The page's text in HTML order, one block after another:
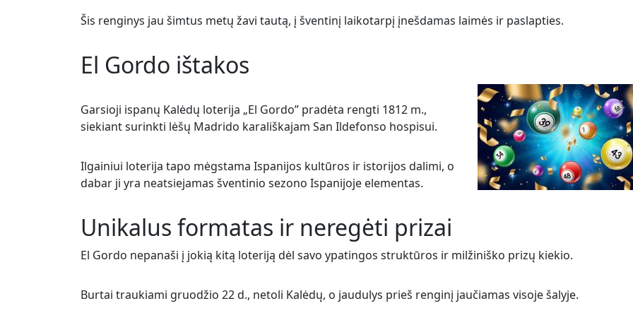
Šis renginys jau šimtus metų žavi tautą, į šventinį laikotarpį įnešdamas laimės ir paslapties.
El Gordo ištakos
Garsioji ispanų Kalėdų loterija „El Gordo” pradėta rengti 1812 m.,
siekiant surinkti lėšų Madrido karališkajam San Ildefonso hospisui.
Ilgainiui loterija tapo mėgstama Ispanijos kultūros ir istorijos dalimi, o
dabar ji yra neatsiejamas šventinio sezono Ispanijoje elementas.
Unikalus formatas ir neregėti prizai
El Gordo nepanaši į jokią kitą loteriją dėl savo ypatingos struktūros ir milžiniško prizų kiekio.
Burtai traukiami gruodžio 22 d., netoli Kalėdų, o jaudulys prieš renginį jaučiamas visoje šalyje.